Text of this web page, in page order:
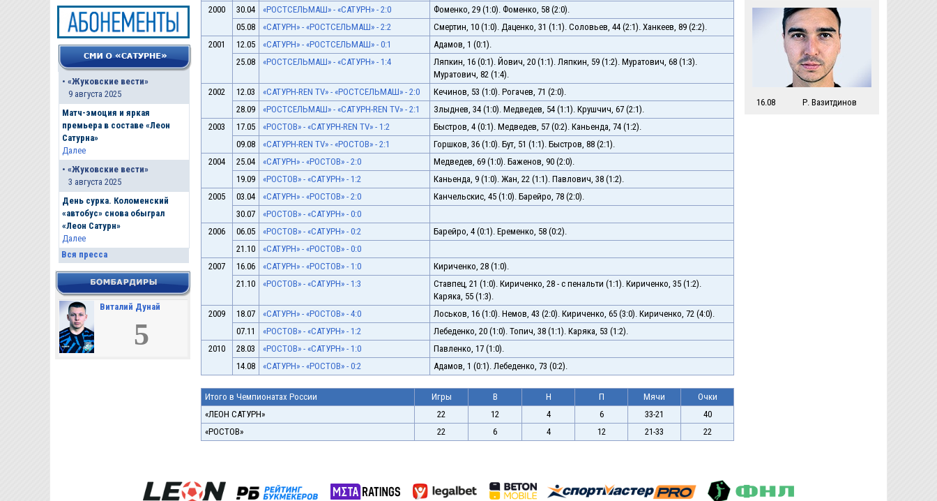
• «Жуковские вести»
9 августа 2025
Матч-эмоция и яркая
премьера в составе «Леон
Сатурна»
Далее
• «Жуковские вести»
3 августа 2025
День сурка. Коломенский
«автобус» снова обыграл
«Леон Сатурн»
Далее
Вся пресса
Виталий Дунай
5
2000
30.04 «РОСТСЕЛЬМАШ» - «САТУРН» - 2:0
Фоменко, 29 (1:0). Фоменко, 58 (2:0).
05.08
«САТУРН» - «РОСТСЕЛЬМАШ» - 2:2
Смертин, 10 (1:0). Даценко, 31 (1:1). Соловьев, 44 (2:1). Ханкеев, 89 (2:2).
2001
12.05 «САТУРН» - «РОСТСЕЛЬМАШ» - 0:1
Адамов, 1 (0:1).
25.08
«РОСТСЕЛЬМАШ» - «САТУРН» - 1:4
Ляпкин, 16 (0:1). Йович, 20 (1:1). Ляпкин, 59 (1:2). Муратович, 68 (1:3).
Муратович, 82 (1:4).
2002
12.03 «САТУРН-REN TV» - «РОСТСЕЛЬМАШ» - 2:0
Кечинов, 53 (1:0). Рогачев, 71 (2:0).
28.09
«РОСТСЕЛЬМАШ» - «САТУРН-REN TV» - 2:1
Злыднев, 34 (1:0). Медведев, 54 (1:1). Крушчич, 67 (2:1).
2003
17.05 «РОСТОВ» - «САТУРН-REN TV» - 1:2
Быстров, 4 (0:1). Медведев, 57 (0:2). Каньенда, 74 (1:2).
09.08
«САТУРН-REN TV» - «РОСТОВ» - 2:1
Горшков, 36 (1:0). Бут, 51 (1:1). Быстров, 88 (2:1).
2004
25.04 «САТУРН» - «РОСТОВ» - 2:0
Медведев, 69 (1:0). Баженов, 90 (2:0).
19.09
«РОСТОВ» - «САТУРН» - 1:2
Каньенда, 9 (1:0). Жан, 22 (1:1). Павлович, 38 (1:2).
2005
03.04 «САТУРН» - «РОСТОВ» - 2:0
Канчельскис, 45 (1:0). Барейро, 78 (2:0).
30.07
«РОСТОВ» - «САТУРН» - 0:0
2006
06.05 «РОСТОВ» - «САТУРН» - 0:2
Барейро, 4 (0:1). Еременко, 58 (0:2).
21.10
«САТУРН» - «РОСТОВ» - 0:0
2007
16.06 «САТУРН» - «РОСТОВ» - 1:0
Кириченко, 28 (1:0).
21.10
«РОСТОВ» - «САТУРН» - 1:3
Ставпец, 21 (1:0). Кириченко, 28 - с пенальти (1:1). Кириченко, 35 (1:2).
Каряка, 55 (1:3).
2009
18.07 «САТУРН» - «РОСТОВ» - 4:0
Лоськов, 16 (1:0). Немов, 43 (2:0). Кириченко, 65 (3:0). Кириченко, 72 (4:0).
07.11
«РОСТОВ» - «САТУРН» - 1:2
Лебеденко, 20 (1:0). Топич, 38 (1:1). Каряка, 53 (1:2).
2010
28.03 «РОСТОВ» - «САТУРН» - 1:0
Павленко, 17 (1:0).
14.08
«САТУРН» - «РОСТОВ» - 0:2 Адамов, 1 (0:1). Лебеденко, 73 (0:2).
Итого в Чемпионатах России Игры В Н П Мячи
Очки
«ЛЕОН САТУРН»
22 12 4 6 33-21
40
«РОСТОВ»
22 6 4 12 21-33 22
16.08 Р. Вазитдинов